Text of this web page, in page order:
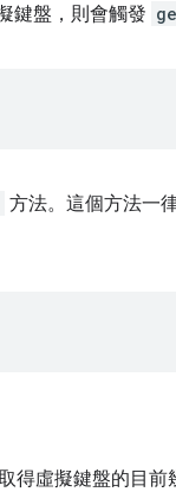
鍵盤，則會觸發
方法。這個方法一
得虛擬鍵盤的目前